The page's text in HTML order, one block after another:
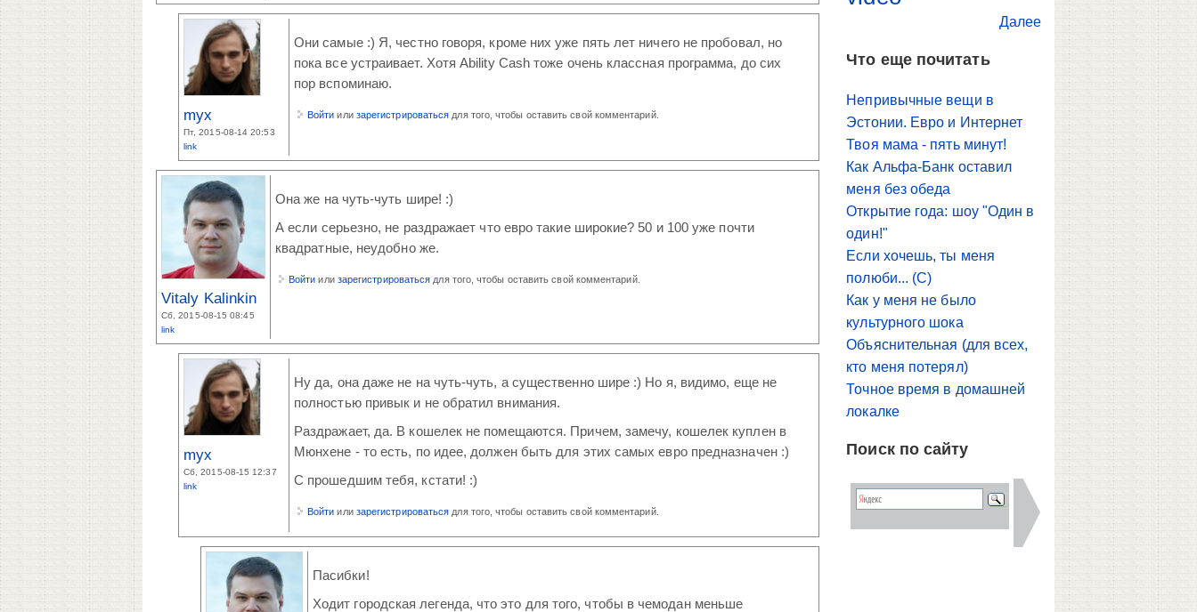
myx
Пт, 2015-08-14 20:53
link
Они самые :) Я, честно говоря, кроме них уже пять лет ничего не пробовал, но
пока все устраивает. Хотя Ability Cash тоже очень классная программа, до сих
пор вспоминаю.
Войти или зарегистрироваться для того, чтобы оставить свой комментарий.
Vitaly Kalinkin
Сб, 2015-08-15 08:45
link
Она же на чуть-чуть шире! :)
А если серьезно, не раздражает что евро такие широкие? 50 и 100 уже почти
квадратные, неудобно же.
Войти или зарегистрироваться для того, чтобы оставить свой комментарий.
myx
Сб, 2015-08-15 12:37
link
Ну да, она даже не на чуть-чуть, а существенно шире :) Но я, видимо, еще не
полностью привык и не обратил внимания.
Раздражает, да. В кошелек не помещаются. Причем, замечу, кошелек куплен в
Мюнхене - то есть, по идее, должен быть для этих самых евро предназначен :)
С прошедшим тебя, кстати! :)
Войти или зарегистрироваться для того, чтобы оставить свой комментарий.
Пасибки!
Ходит городская легенда, что это для того, чтобы в чемодан меньше
Далее
Что еще почитать
Непривычные вещи в
Эстонии. Евро и Интернет
Твоя мама - пять минут!
Как Альфа-Банк оставил
меня без обеда
Открытие года: шоу "Один в
один!"
Если хочешь, ты меня
полюби... (С)
Как у меня не было
культурного шока
Объяснительная (для всех,
кто меня потерял)
Точное время в домашней
локалке
Поиск по сайту